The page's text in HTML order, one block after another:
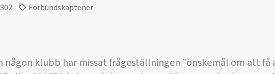
Förbundskaptener
någon klubb har missat frågeställningen ”önskemål om att få